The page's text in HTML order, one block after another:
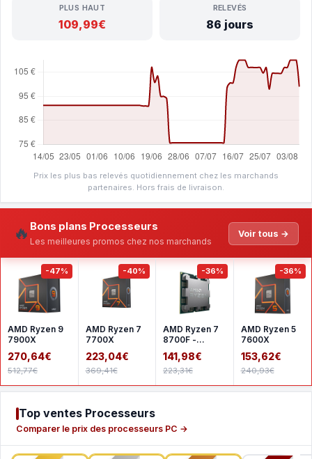
PLUS HAUT
109,99€
RELEVÉS
86 jours
Prix les plus bas relevés quotidiennement chez les marchands
partenaires. Hors frais de livraison.
🔥 Bons plans Processeurs
Les meilleures promos chez nos marchands
Voir tous →
-47%
AMD Ryzen 9
7900X
270,64€
512,77€
-40%
AMD Ryzen 7
7700X
223,04€
369,41€
-36%
AMD Ryzen 7
8700F -
Version tray
141,98€
223,31€
-36%
AMD Ryzen 5
7600X
153,62€
240,93€
Top ventes Processeurs
Comparer le prix des processeurs PC →